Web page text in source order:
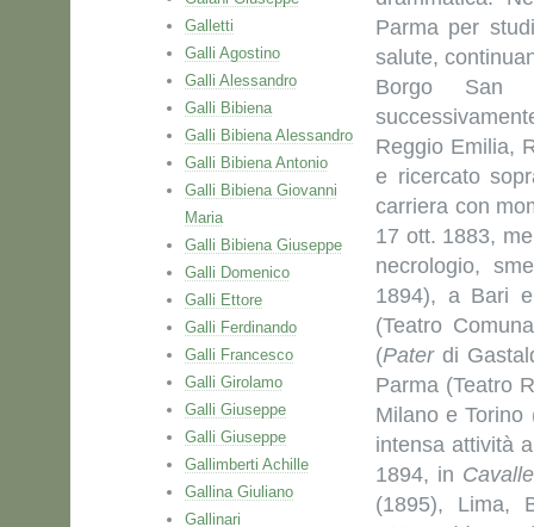
Galletti
Galli Agostino
Galli Alessandro
Galli Bibiena
Galli Bibiena Alessandro
Galli Bibiena Antonio
Galli Bibiena Giovanni
Maria
Galli Bibiena Giuseppe
Galli Domenico
Galli Ettore
Galli Ferdinando
Galli Francesco
Galli Girolamo
Galli Giuseppe
Galli Giuseppe
Gallimberti Achille
Gallina Giuliano
Gallinari
Parma per
salute,
Borgo San
Reggio Emilia,
e ricercato
carriera con
17 ott. 1883,
necrologio,
1894), a Bari
(Teatro
(Paterdi
Parma (Teatro
Milano e
intensa attività
1894, in
(1895), Lima,